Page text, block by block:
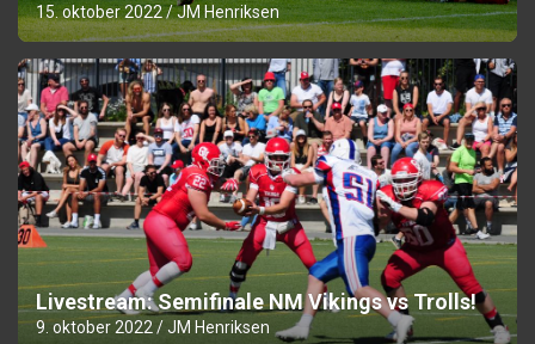
15. oktober 2022 JM Henriksen
Livestream: Semifinale NM Vikings vs Trolls!
9. oktober 2022 JM Henriksen